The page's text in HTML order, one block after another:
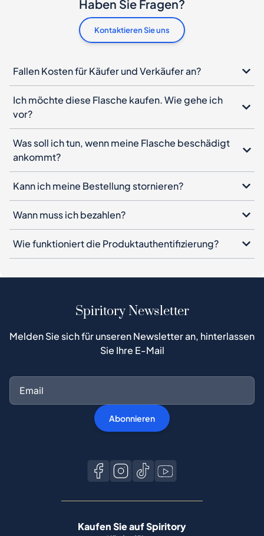
Haben Sie Fragen?
Kontaktieren Sie uns
Fallen Kosten für Käufer und Verkäufer an?
Ich möchte diese Flasche kaufen. Wie gehe ich
vor?
Was soll ich tun, wenn meine Flasche beschädigt
ankommt?
Kann ich meine Bestellung stornieren?
Wann muss ich bezahlen?
Wie funktioniert die Produktauthentifizierung?
Spiritory Newsletter
Melden Sie sich für unseren Newsletter an, hinterlassen
Sie Ihre E-Mail
Abonnieren
Kaufen Sie auf Spiritory